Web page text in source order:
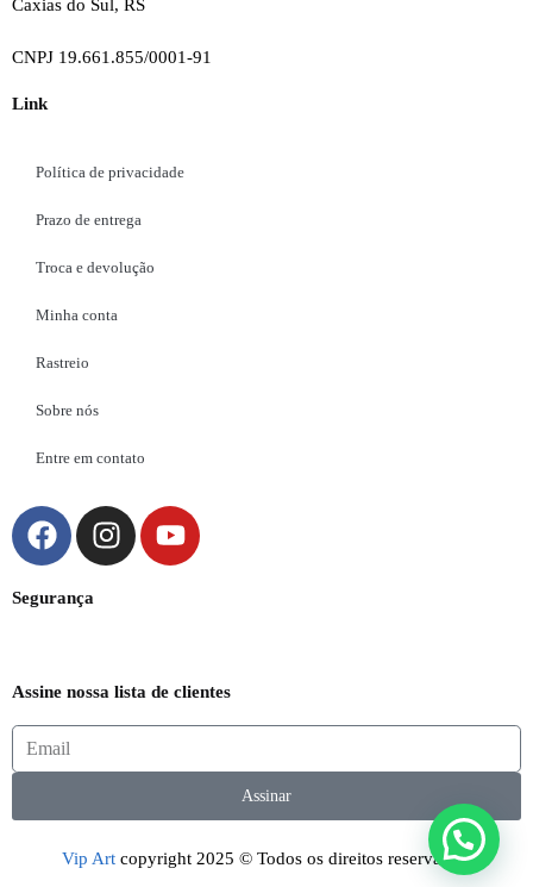
Caxias do Sul, RS
CNPJ 19.661.855/0001-91
Link
Política de privacidade
Prazo de entrega
Troca e devolução
Minha conta
Rastreio
Sobre nós
Entre em contato
Segurança
Assine nossa lista de clientes
Assinar
Vip Artcopyright 2025 © Todos os direitos reservados.